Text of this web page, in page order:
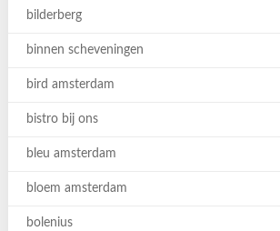
bilderberg
binnen scheveningen
bird amsterdam
bistro bij ons
bleu amsterdam
bloem amsterdam
bolenius